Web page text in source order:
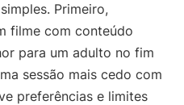
Primeiro,
filme com conteúdo
para um adulto no fim
sessão mais cedo com
preferências e limites